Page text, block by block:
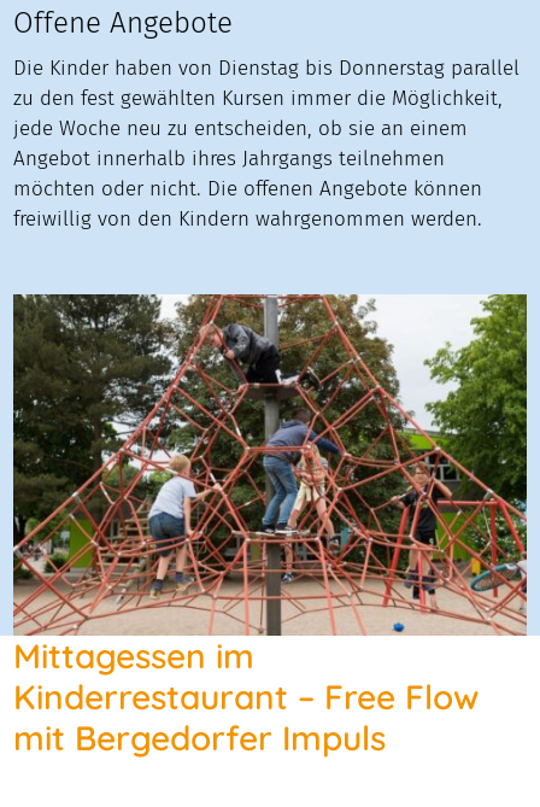
Offene Angebote
Die Kinder haben von Dienstag bis Donnerstag parallel
zu den fest gewählten Kursen immer die Möglichkeit,
jede Woche neu zu entscheiden, ob sie an einem
Angebot innerhalb ihres Jahrgangs teilnehmen
möchten oder nicht. Die offenen Angebote können
freiwillig von den Kindern wahrgenommen werden.
Mittagessen im
Kinderrestaurant – Free Flow
mit Bergedorfer Impuls